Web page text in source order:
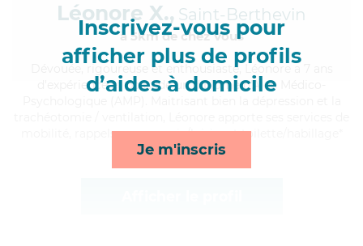
Inscrivez-vous pour
afficher plus de profils
d’aides à domicile
Je m'inscris
Léonore X., Saint-Berthevin
à 5km de chez Vous
, rigoureuse et enthousiaste, Léonore a 7 ans
d'expérience et possède un diplôme d'Aide Médico-
mobilité, rappels, compagnie/loisirs et toilette/habillage*